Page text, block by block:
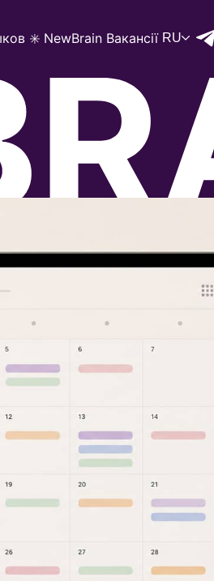
✳️ NewBrain Вакансії RU